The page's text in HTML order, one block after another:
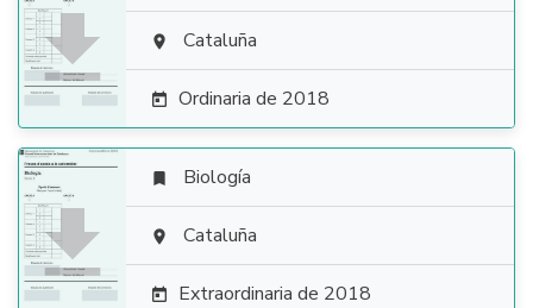
  Cataluña
 Ordinaria de 2018

 Biología
 Cataluña
 Extraordinaria de 2018